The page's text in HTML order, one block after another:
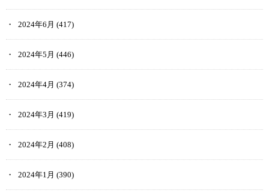
Coincheck NFTでは、NFTを作成して販売することで利益を得ること
も可能です。
あなたが注目されるNFTクリエイターになることができれば、より
高値で販売することができるので、得られる利益も大きくなりま
す。
Coincheck NFTの購入方法
2024年6月 (417)
2024年5月 (446)
2024年4月 (374)
2024年3月 (419)
2024年2月 (408)
2024年1月 (390)